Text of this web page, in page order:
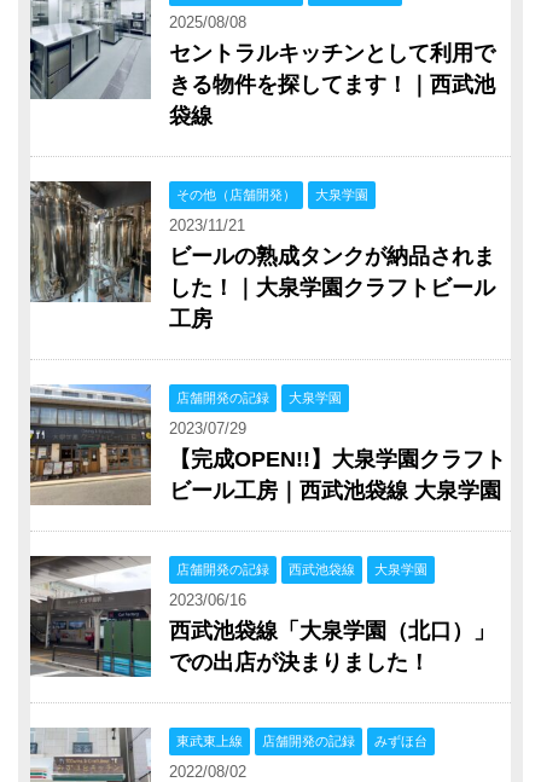
2025/08/08
セントラルキッチンとして利用で
きる物件を探してます！｜西武池
袋線
その他（店舗開発） 大泉学園
2023/11/21
ビールの熟成タンクが納品されま
した！｜大泉学園クラフトビール
工房
店舗開発の記録 大泉学園
2023/07/29
【完成OPEN!!】大泉学園クラフト
ビール工房｜西武池袋線 大泉学園
店舗開発の記録 西武池袋線 大泉学園
2023/06/16
西武池袋線「大泉学園（北口）」
での出店が決まりました！
東武東上線 店舗開発の記録 みずほ台
2022/08/02